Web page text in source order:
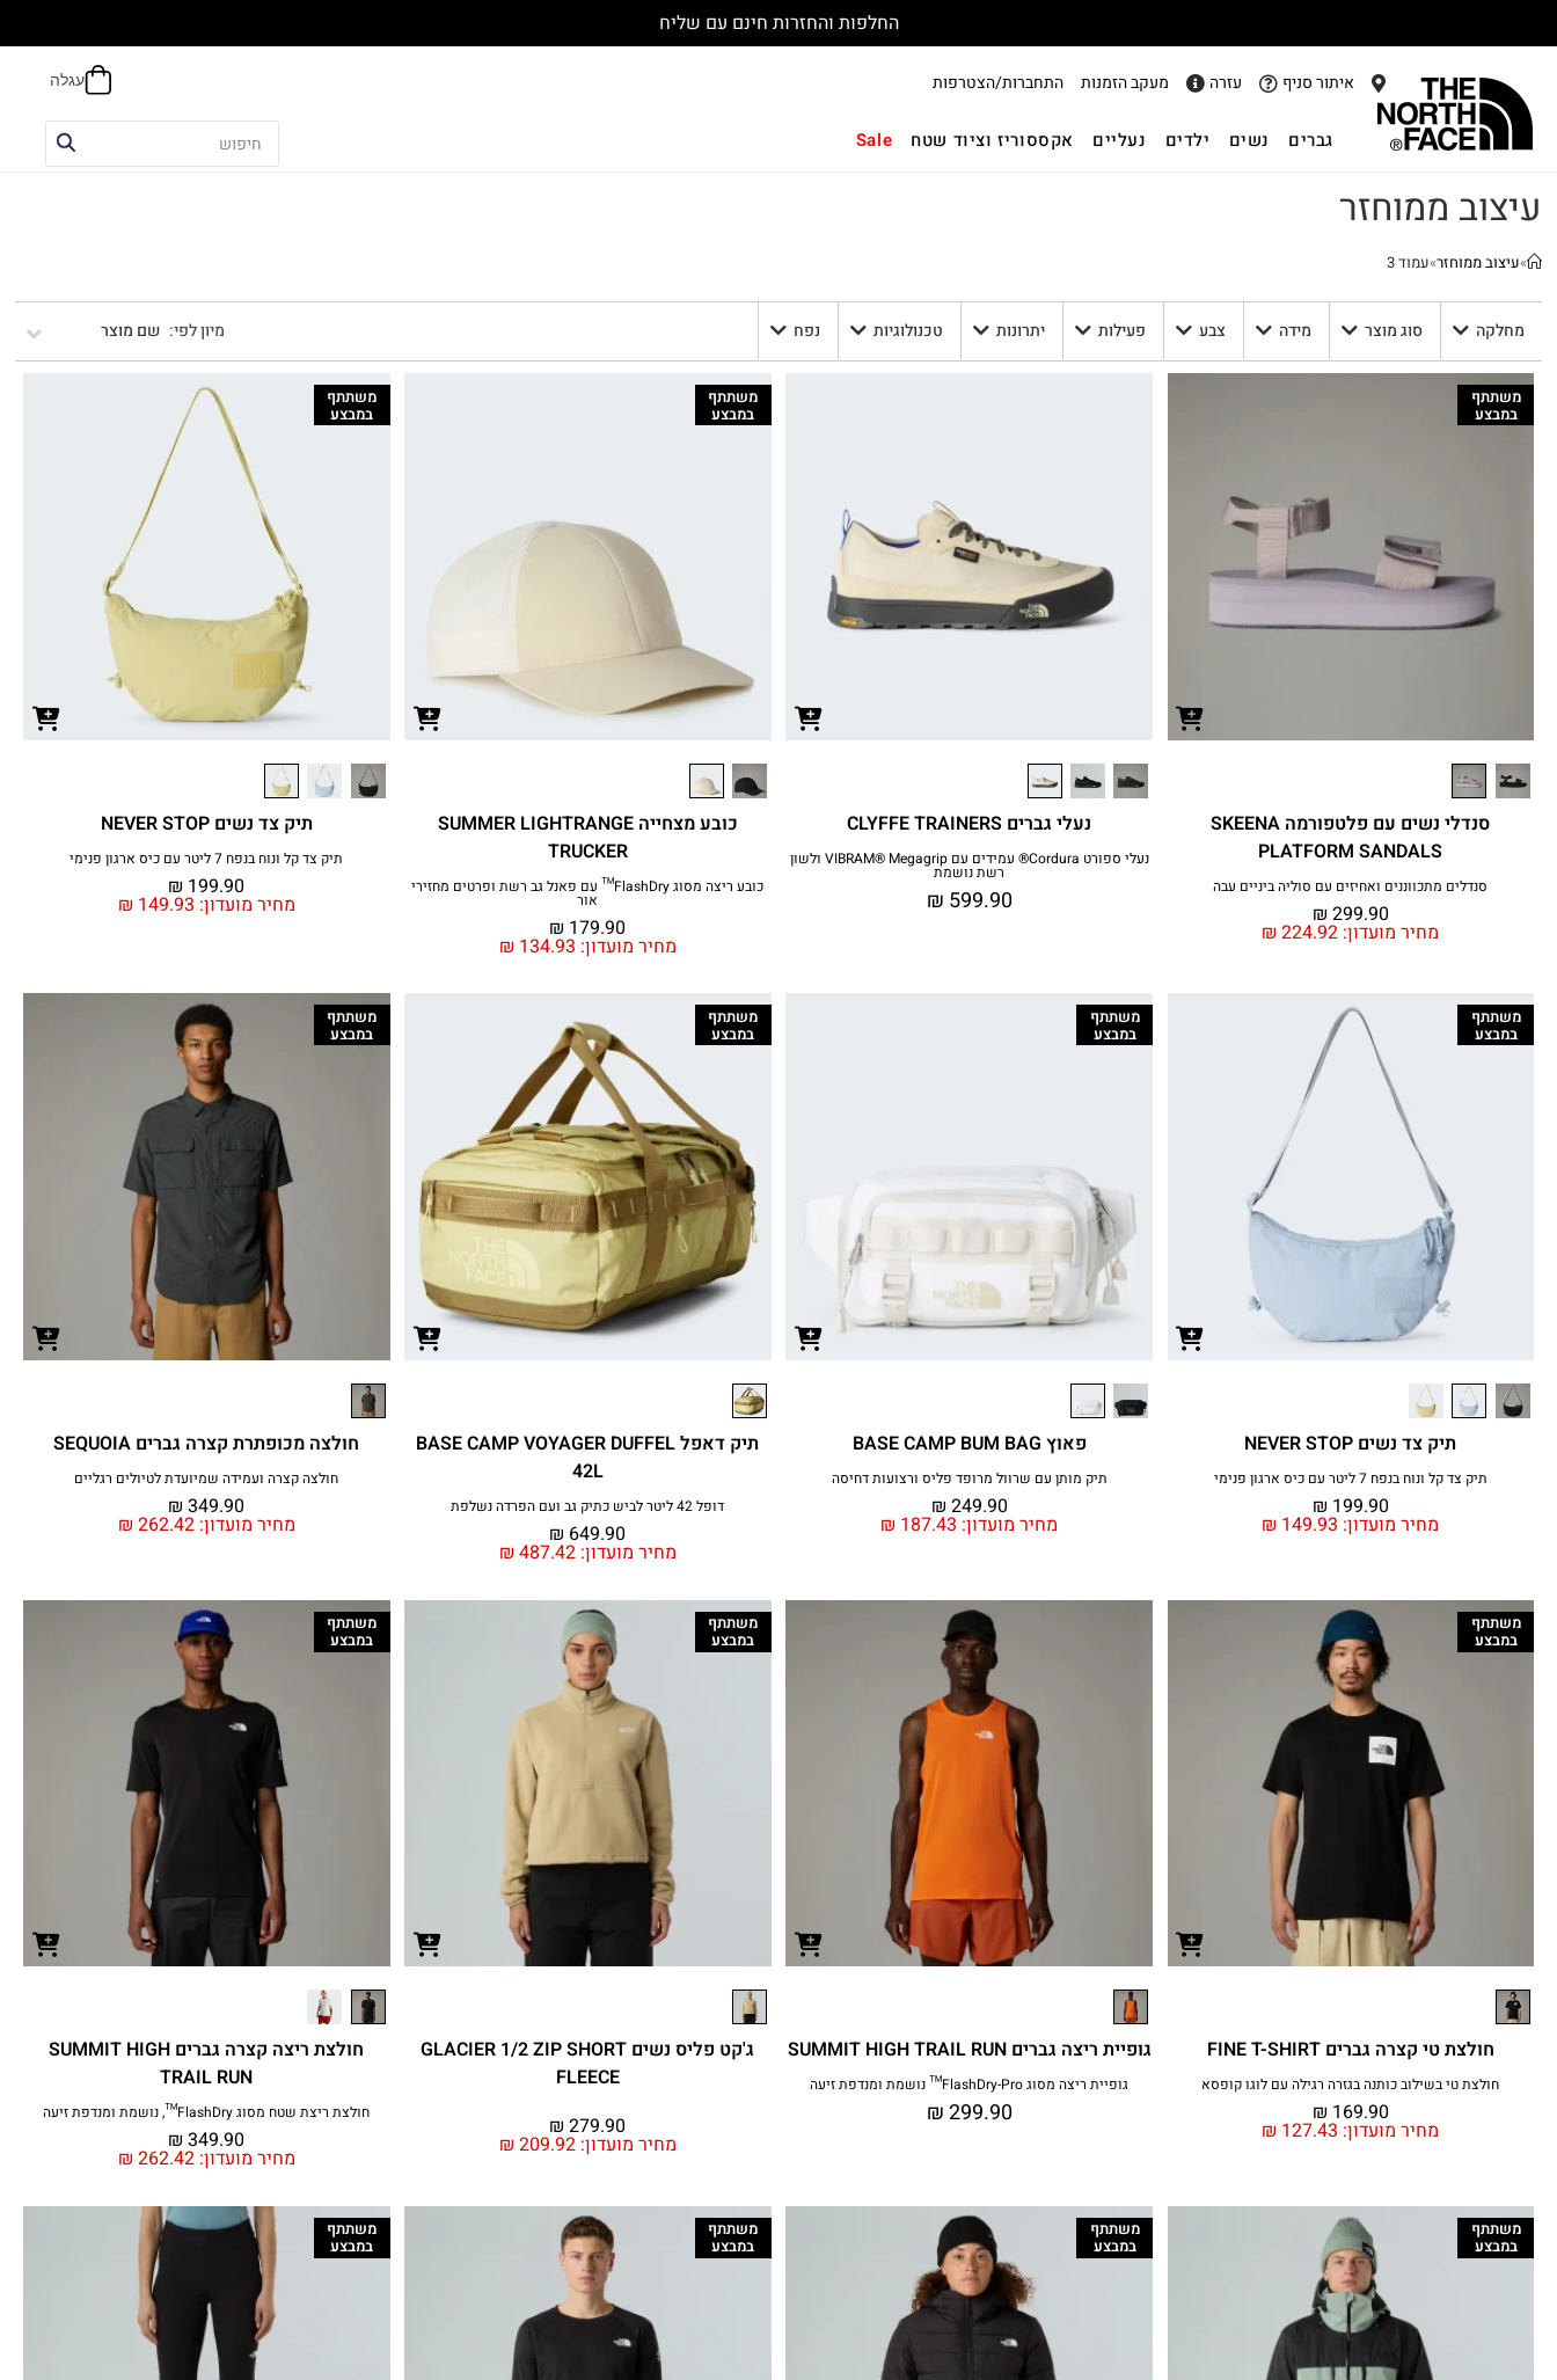
החלפות והחזרות חינם עם שליח
איתור סניף עזרה מעקב הזמנות התחברות/הצטרפות
גברים נשים ילדים נעליים אקססוריז וציוד שטח Sale
עיצוב ממוחזר
»עיצוב ממוחזר»עמוד 3
מחלקה סוג מוצר מידה צבע פעילות יתרונות טכנולוגיות נפח שם מוצר
משתתף
במבצע
סנדלי נשים עם פלטפורמה SKEENA
PLATFORM SANDALS
סנדלים מתכווננים ואחיזים עם סוליה ביניים עבה
מחיר מועדון: ₪ 224.92
₪ 299.90
נעלי גברים CLYFFE TRAINERS
נעלי ספורט Cordura® עמידים עם VIBRAM® Megagrip ולשון
רשת נושמת
₪ 599.90
משתתף
במבצע
כובע מצחייה SUMMER LIGHTRANGE
TRUCKER
כובע ריצה מסוג FlashDry™ עם פאנל גב רשת ופרטים מחזירי
אור
מחיר מועדון: ₪ 134.93
₪ 179.90
משתתף
במבצע
תיק צד נשים NEVER STOP
תיק צד קל ונוח בנפח 7 ליטר עם כיס ארגון פנימי
מחיר מועדון: ₪ 149.93
₪ 199.90
משתתף
במבצע
תיק צד נשים NEVER STOP
תיק צד קל ונוח בנפח 7 ליטר עם כיס ארגון פנימי
מחיר מועדון: ₪ 149.93
₪ 199.90
משתתף
במבצע
פאוץ BASE CAMP BUM BAG
תיק מותן עם שרוול מרופד פליס ורצועות דחיסה
מחיר מועדון: ₪ 187.43
₪ 249.90
משתתף
במבצע
תיק דאפל BASE CAMP VOYAGER DUFFEL
42L
דופל 42 ליטר לביש כתיק גב ועם הפרדה נשלפת
מחיר מועדון: ₪ 487.42
₪ 649.90
משתתף
במבצע
חולצה מכופתרת קצרה גברים SEQUOIA
חולצה קצרה ועמידה שמיועדת לטיולים רגליים
מחיר מועדון: ₪ 262.42
₪ 349.90
משתתף
במבצע
חולצת טי קצרה גברים FINE T-SHIRT
חולצת טי בשילוב כותנה בגזרה רגילה עם לוגו קופסא
מחיר מועדון: ₪ 127.43
₪ 169.90
גופיית ריצה גברים SUMMIT HIGH TRAIL RUN
גופיית ריצה מסוג FlashDry-Pro™ נושמת ומנדפת זיעה
₪299.90
משתתף
במבצע
ג'קט פליס נשים GLACIER 1/2 ZIP SHORT
FLEECE
מחיר מועדון: ₪ 209.92
₪ 279.90
משתתף
במבצע
חולצת ריצה קצרה גברים SUMMIT HIGH
TRAIL RUN
חולצת ריצת שטח מסוג FlashDry™, נושמת ומנדפת זיעה
מחיר מועדון: ₪ 262.42
₪ 349.90
משתתף
במבצע
משתתף
במבצע
משתתף
במבצע
משתתף
במבצע